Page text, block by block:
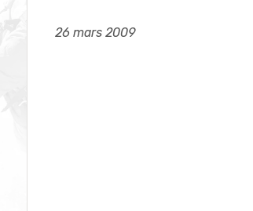
26 mars 2009